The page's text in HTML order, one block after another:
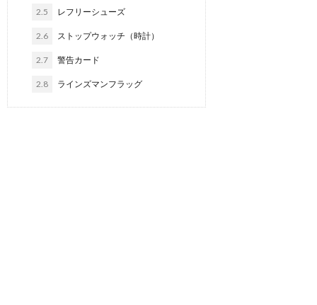
2.5 レフリーシューズ
2.6 ストップウォッチ（時計）
2.7 警告カード
2.8 ラインズマンフラッグ